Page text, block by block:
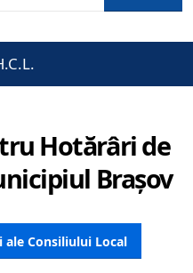
Hotărâri de
Brașov
Consiliului Local